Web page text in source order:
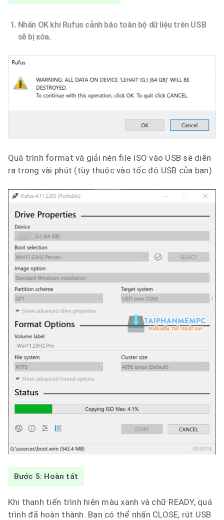
Nhấn OK khi Rufus cảnh báo toàn bộ dữ liệu trên USB
sẽ bị xóa.
Quá trình format và giải nén file ISO vào USB sẽ diễn
ra trong vài phút (tùy thuộc vào tốc độ USB của bạn).
Bước 5: Hoàn tất
Khi thanh tiến trình hiện màu xanh và chữ READY, quá
trình đã hoàn thành. Bạn có thể nhấn CLOSE, rút USB